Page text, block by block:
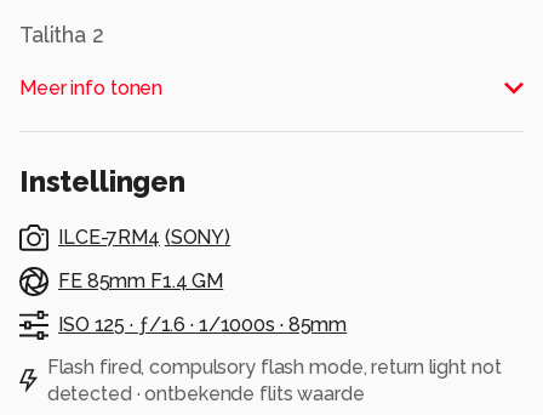
Talitha 2
Alle rechten voorbehouden
Meer info tonen
Instellingen
ILCE-7RM4 (SONY)
FE 85mm F1.4 GM
ISO 125 · ƒ/1.6 · 1/1000s · 85mm
Flash fired, compulsory flash mode, return light not
detected · ontbekende flits waarde